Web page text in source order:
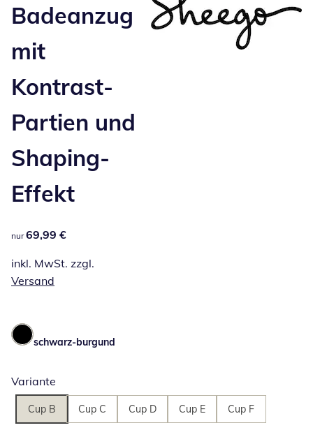
Badeanzug
mit
Kontrast-
Partien und
Shaping-
Effekt
69,99 €
nur 69,99 €
inkl. MwSt. zzgl.
Versand
schwarz-burgund
Variante
Cup B Cup C Cup D Cup E Cup F